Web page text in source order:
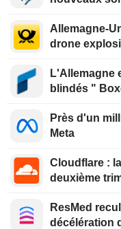
Allemagne-
drone
L'Allemagne
blindés "
Près d'un
Meta
Cloudflare :
deuxième
ResMed
décélération